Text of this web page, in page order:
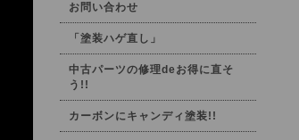
お問い合わせ
「塗装ハゲ直し」
中古パーツの修理deお得に直そ
う!!
カーボンにキャンディ塗装!!